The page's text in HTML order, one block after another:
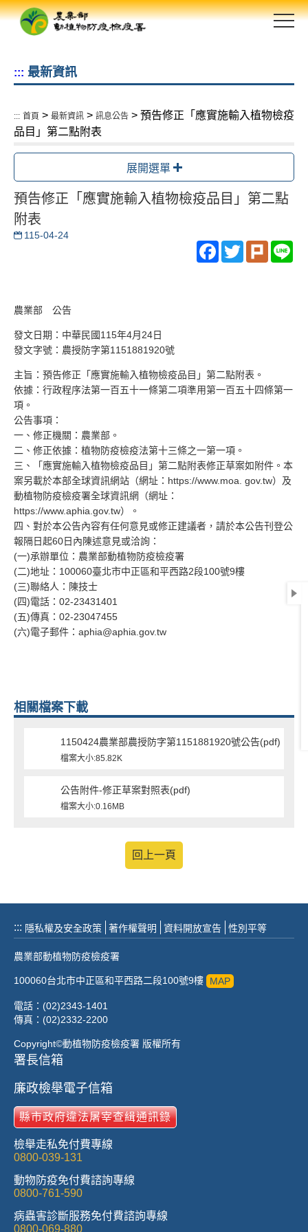
跳
::: 最新資訊
::: 首頁 > 最新資訊 > 訊息公告 > 預告修正「應實施輸入植物檢疫
品目」第二點附表
展開選單
預告修正「應實施輸入植物檢疫品目」第二點
附表
115-04-24
Facebook
TwitterPlurk
農業部 公告
發文日期：中華民國115年4月24日
發文字號：農授防字第1151881920號
主旨：預告修正「應實施輸入植物檢疫品目」第二點附表。
依據：行政程序法第一百五十一條第二項準用第一百五十四條第一
項。
公告事項：
一、修正機關：農業部。
二、修正依據：植物防疫檢疫法第十三條之一第一項。
三、「應實施輸入植物檢疫品目」第二點附表修正草案如附件。本
案另載於本部全球資訊網站（網址：https://www.moa. gov.tw）及
動植物防疫檢疫署全球資訊網（網址：
https://www.aphia.gov.tw）。
四、對於本公告內容有任何意見或修正建議者，請於本公告刊登公
報隔日起60日內陳述意見或洽詢：
(一)承辦單位：農業部動植物防疫檢疫署
(二)地址：100060臺北市中正區和平西路2段100號9樓
(三)聯絡人：陳技士
(四)電話：02-23431401
(五)傳真：02-23047455
(六)電子郵件：aphia@aphia.gov.tw
相關檔案下載
1150424農業部農授防字第1151881920號公告(pdf)
檔案大小:85.82K
公告附件-修正草案對照表(pdf)
檔案大小:0.16MB
回上一頁
::: 隱私權及安全政策 著作權聲明 資料開放宣告 性別平等
農業部動植物防疫檢疫署
100060台北市中正區和平西路二段100號9樓 MAP
電話：(02)2343-1401
傳真：(02)2332-2200
Copyright©動植物防疫檢疫署 版權所有
署長信箱
廉政檢舉電子信箱
縣市政府違法屠宰查緝通訊錄
檢舉走私免付費專線
0800-039-131
動物防疫免付費諮詢專線
0800-761-590
病蟲害診斷服務免付費諮詢專線
0800-069-880